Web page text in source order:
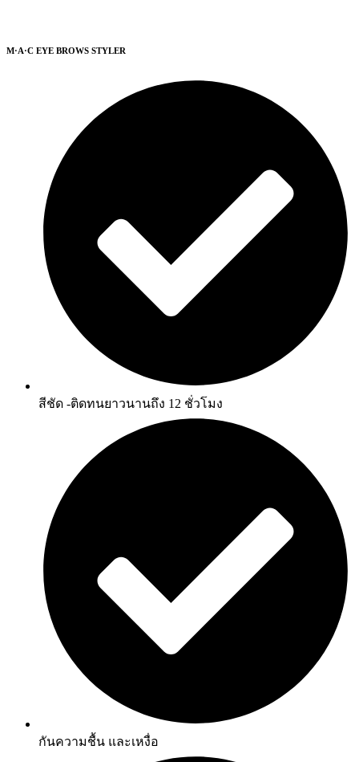
M·A·C EYE BROWS STYLER
สีชัด -ติดทนยาวนานถึง 12 ชั่วโมง
กันความชื้น และเหงื่อ